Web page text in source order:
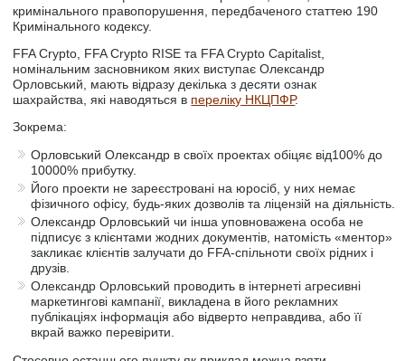
кримінального правопорушення, передбаченого статтею 190
Кримінального кодексу.
FFA Crypto, FFA Crypto RISE та FFA Crypto Capitalist,
номінальним засновником яких виступає Олександр
Орловський, мають відразу декілька з десяти ознак
шахрайства, які наводяться в переліку НКЦПФР.
Зокрема:
Орловський Олександр в своїх проектах обіцяє від100% до
10000% прибутку.
Його проекти не зареєстровані на юросіб, у них немає
фізичного офісу, будь-яких дозволів та ліцензій на діяльність.
Олександр Орловський чи інша уповноважена особа не
підписує з клієнтами жодних документів, натомість «ментор»
закликає клієнтів залучати до FFA-спільноти своїх рідних і
друзів.
Олександр Орловський проводить в інтернеті агресивні
маркетингові кампанії, викладена в його рекламних
публікаціях інформація або відверто неправдива, або її
вкрай важко перевірити.